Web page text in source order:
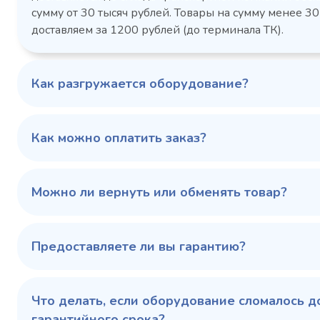
сутки, кВт/ч, не
размеры (Д х Ш х В),
режим, °C
100 343 ₽ ✓ В наличии
размеры
мм
Серия
102
сумму от 30 тысяч рублей. Товары на сумму менее
доставляем за 1200 рублей (до терминала ТК).
Как разгружается оборудование?
Как можно оплатить заказ?
Можно ли вернуть или обменять товар?
Предоставляете ли вы гарантию?
Что делать, если оборудование сломалось